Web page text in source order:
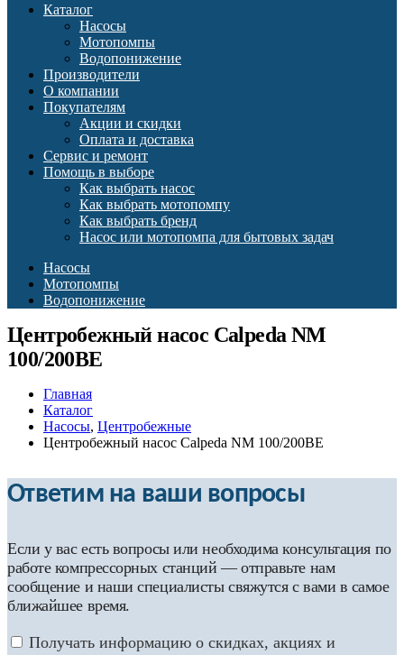
Каталог
Насосы
Мотопомпы
Водопонижение
Производители
О компании
Покупателям
Акции и скидки
Оплата и доставка
Сервис и ремонт
Помощь в выборе
Как выбрать насос
Как выбрать мотопомпу
Как выбрать бренд
Насос или мотопомпа для бытовых задач
Насосы
Мотопомпы
Водопонижение
Центробежный насос Calpeda NM
100/200BE
Главная
Каталог
Насосы, Центробежные
Центробежный насос Calpeda NM 100/200BE
Ответим на ваши вопросы
Если у вас есть вопросы или необходима консультация по
работе компрессорных станций — отправьте нам
сообщение и наши специалисты свяжутся с вами в самое
ближайшее время.
Получать информацию о скидках, акциях и